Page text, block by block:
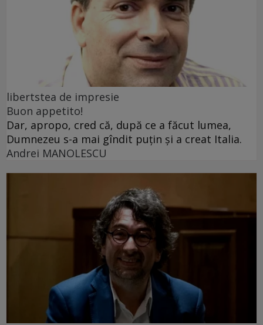
libertstea de impresie
Buon appetito!
Dar, apropo, cred că, după ce a făcut lumea,
Dumnezeu s-a mai gîndit puțin și a creat Italia.
Andrei MANOLESCU